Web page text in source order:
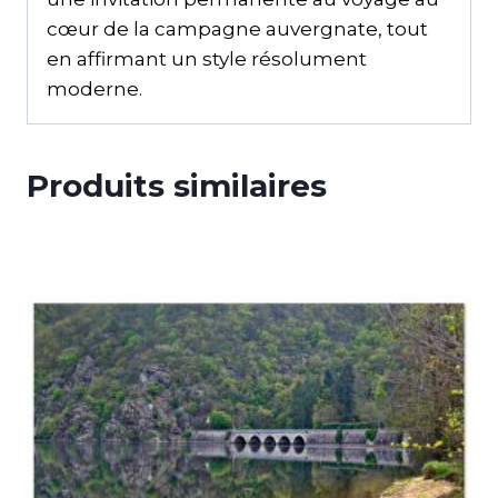
cœur de la campagne auvergnate, tout
en affirmant un style résolument
moderne.
Produits similaires